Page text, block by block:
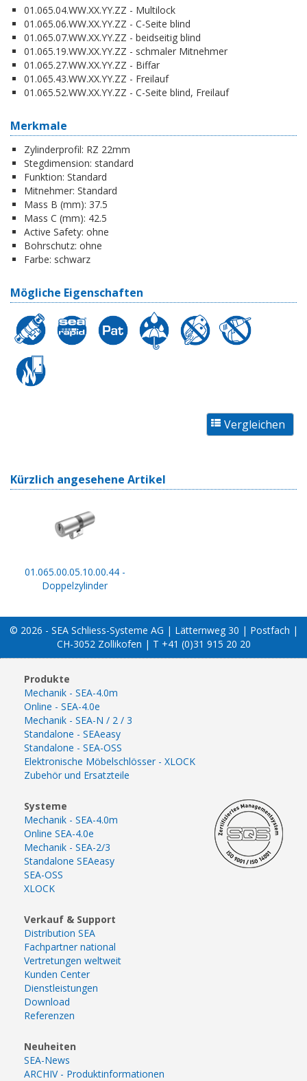
01.065.04.WW.XX.YY.ZZ - Multilock
01.065.06.WW.XX.YY.ZZ - C-Seite blind
01.065.07.WW.XX.YY.ZZ - beidseitig blind
01.065.19.WW.XX.YY.ZZ - schmaler Mitnehmer
01.065.27.WW.XX.YY.ZZ - Biffar
01.065.43.WW.XX.YY.ZZ - Freilauf
01.065.52.WW.XX.YY.ZZ - C-Seite blind, Freilauf
Merkmale
Zylinderprofil: RZ 22mm
Stegdimension: standard
Funktion: Standard
Mitnehmer: Standard
Mass B (mm): 37.5
Mass C (mm): 42.5
Active Safety: ohne
Bohrschutz: ohne
Farbe: schwarz
Mögliche Eigenschaften
Kürzlich angesehene Artikel
01.065.00.05.10.00.44 -
Doppelzylinder
© 2026 - SEA Schliess-Systeme AG | Lätternweg 30 | Postfach |
CH-3052 Zollikofen | T +41 (0)31 915 20 20
Produkte
Mechanik - SEA-4.0m
Online - SEA-4.0e
Mechanik - SEA-N / 2 / 3
Standalone - SEAeasy
Standalone - SEA-OSS
Elektronische Möbelschlösser - XLOCK
Zubehör und Ersatzteile
Systeme
Mechanik - SEA-4.0m
Online SEA-4.0e
Mechanik - SEA-2/3
Standalone SEAeasy
SEA-OSS
XLOCK
Verkauf & Support
Distribution SEA
Fachpartner national
Vertretungen weltweit
Kunden Center
Dienstleistungen
Download
Referenzen
Neuheiten
SEA-News
ARCHIV - Produktinformationen